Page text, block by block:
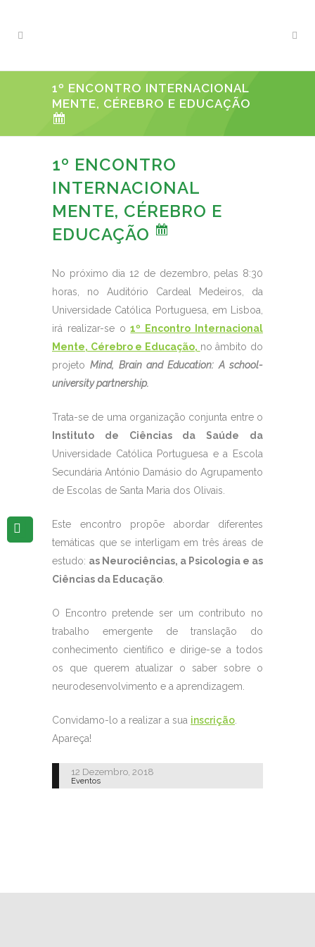
1º ENCONTRO INTERNACIONAL
MENTE, CÉREBRO E EDUCAÇÃO
1º ENCONTRO
INTERNACIONAL
MENTE, CÉREBRO E
EDUCAÇÃO
No próximo dia 12 de dezembro, pelas 8:30
horas, no Auditório Cardeal Medeiros, da
Universidade Católica Portuguesa, em Lisboa,
irá realizar-se o1º Encontro Internacional
Mente, Cérebro e Educação, no âmbito do
projetoMind, Brain and Education: A school-
university partnership.
Trata-se de uma organização conjunta entre o
Instituto de Ciências da Saúde da
Universidade Católica Portuguesa e a Escola
Secundária António Damásio do Agrupamento
de Escolas de Santa Maria dos Olivais.
Este encontro propõe abordar diferentes
temáticas que se interligam em três áreas de
estudo: as Neurociências, a Psicologia e as
Ciências da Educação
O Encontro pretende ser um contributo no
trabalho emergente de translação do
conhecimento científico e dirige-se a todos
os que querem atualizar o saber sobre o
neurodesenvolvimento e a aprendizagem.
Convidamo-lo a realizar a sua inscrição
Apareça!
12 Dezembro, 2018
Eventos